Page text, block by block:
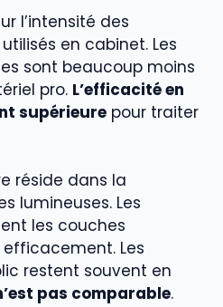
l’intensité des
en cabinet. Les
sont beaucoup moins
pro. L’efficacité en
supérieure pour traiter
réside dans la
lumineuses. Les
les couches
Les
restent souvent en
pas comparable.